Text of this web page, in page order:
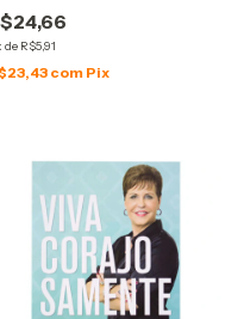
de R$5,91
com Pix